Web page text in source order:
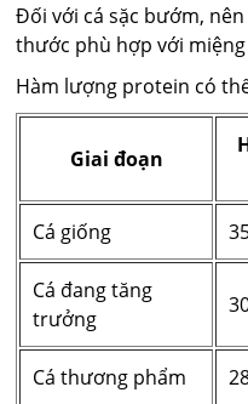
Đối với cá sặc bướm,
thước phù hợp với miệng
Hàm lượng protein có
Giai đoạn
Cá giống
Cá đang tăng
trưởng
Cá thương phẩm